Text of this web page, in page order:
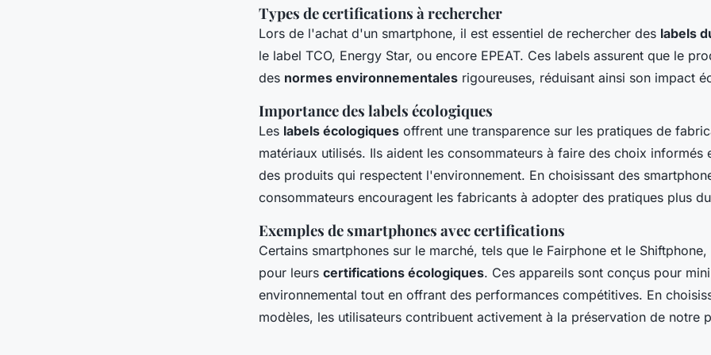
Types de certifications à rechercher
Lors de l'achat d'un smartphone, il est essentiel de rechercher des labels
le label TCO, Energy Star, ou encore EPEAT. Ces labels assurent que le
des normes environnementales rigoureuses, réduisant ainsi son impact
Importance des labels écologiques
Les labels écologiques offrent une transparence sur les pratiques de
matériaux utilisés. Ils aident les consommateurs à faire des choix informés
des produits qui respectent l'environnement. En choisissant des
consommateurs encouragent les fabricants à adopter des pratiques plus
Exemples de smartphones avec certifications
Certains smartphones sur le marché, tels que le Fairphone et le
pour leurs certifications écologiques. Ces appareils sont conçus pour
environnemental tout en offrant des performances compétitives. En
modèles, les utilisateurs contribuent activement à la préservation de notre